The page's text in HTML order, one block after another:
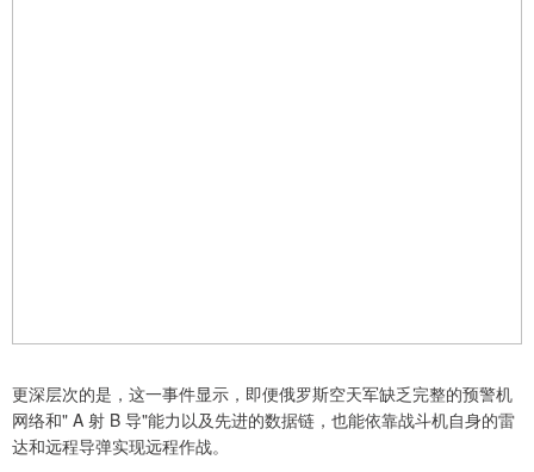
更深层次的是，这一事件显示，即便俄罗斯空天军缺乏完整的预警机
网络和" A 射 B 导"能力以及先进的数据链，也能依靠战斗机自身的雷
达和远程导弹实现远程作战。